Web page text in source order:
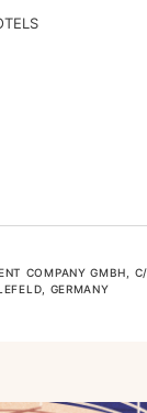
COMPANY GMBH,
GERMANY